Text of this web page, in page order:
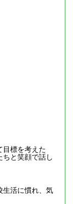
目標を考えた
と笑顔で話し
生活に慣れ、気